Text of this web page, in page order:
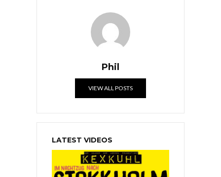
Phil
VIEW ALL POSTS
LATEST VIDEOS